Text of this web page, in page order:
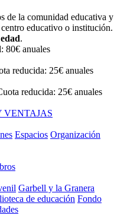
de la comunidad educativa y
educativo o institución.
.
80€ anuales
reducida: 25€ anuales
reducida: 25€ anuales
VENTAJAS
Espacios Organización
Garbell y la Granera
de educación Fondo